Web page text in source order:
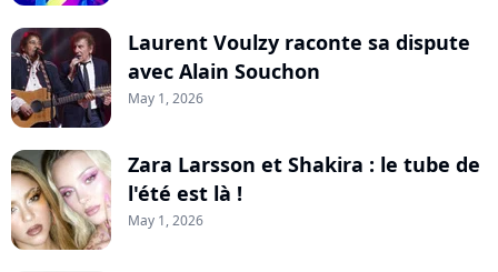
Laurent Voulzy raconte sa dispute
avec Alain Souchon
May 1, 2026
Zara Larsson et Shakira : le tube de
l'été est là !
May 1, 2026